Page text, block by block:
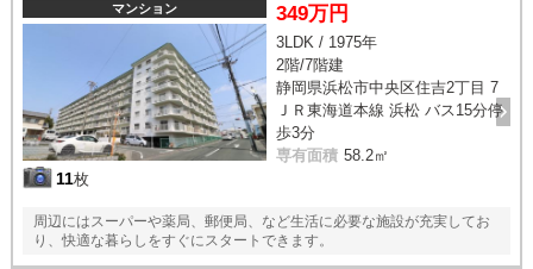
マンション
11枚
349万円
3LDK / 1975年
2階/7階建
静岡県浜松市中央区住吉2丁目 7
ＪＲ東海道本線 浜松 バス15分停
歩3分
専有面積 58.2㎡
周辺にはスーパーや薬局、郵便局、など生活に必要な施設が充実してお
り、快適な暮らしをすぐにスタートできます。